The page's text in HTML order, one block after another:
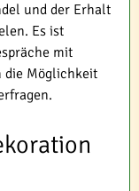
und der Erhalt
Es ist
mit
die Möglichkeit